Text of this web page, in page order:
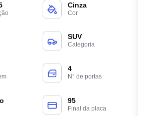
Cinza
Cor
SUV
Categoria
4
N° de portas
95
Final da placa